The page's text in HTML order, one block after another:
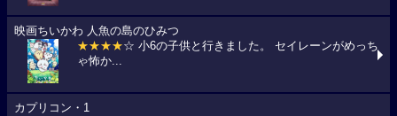
映画ちいかわ 人魚の島のひみつ
★★★★☆ 小6の子供と行きました。 セイレーンがめっち
ゃ怖か...
カプリコン・1